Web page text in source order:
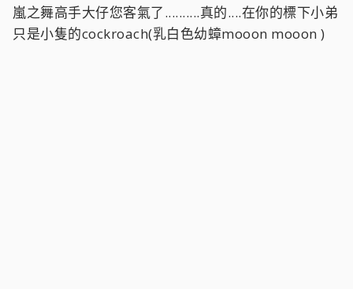
嵐之舞大大...點燈牌就是Lite-on喔!!!! :lol: :lol:
話說回來，小弟是第一次看到這種說法 ;rr;
<!--QuoteBegin-mekidd39@Dec 19 2004, 08:24 PM
:??: 看討論區 先鋒122A 不是好像有衝到的問題 :??:
嵐之舞高手大仔您客氣了..........真的....在你的標下小弟
只是小隻的cockroach(乳白色幼蟑mooon mooon )